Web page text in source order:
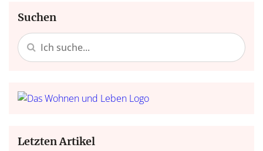
Suchen
Letzten Artikel